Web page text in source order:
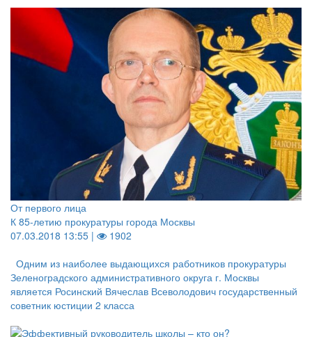
От первого лица
К 85-летию прокуратуры города Москвы
07.03.2018 13:55 |
1902
Одним из наиболее выдающихся работников прокуратуры
Зеленоградского административного округа г. Москвы
является Росинский Вячеслав Всеволодович государственный
советник юстиции 2 класса